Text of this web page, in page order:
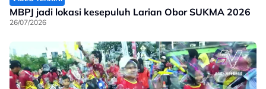
MBPJ jadi lokasi kesepuluh Larian Obor SUKMA 2026
26/07/2026